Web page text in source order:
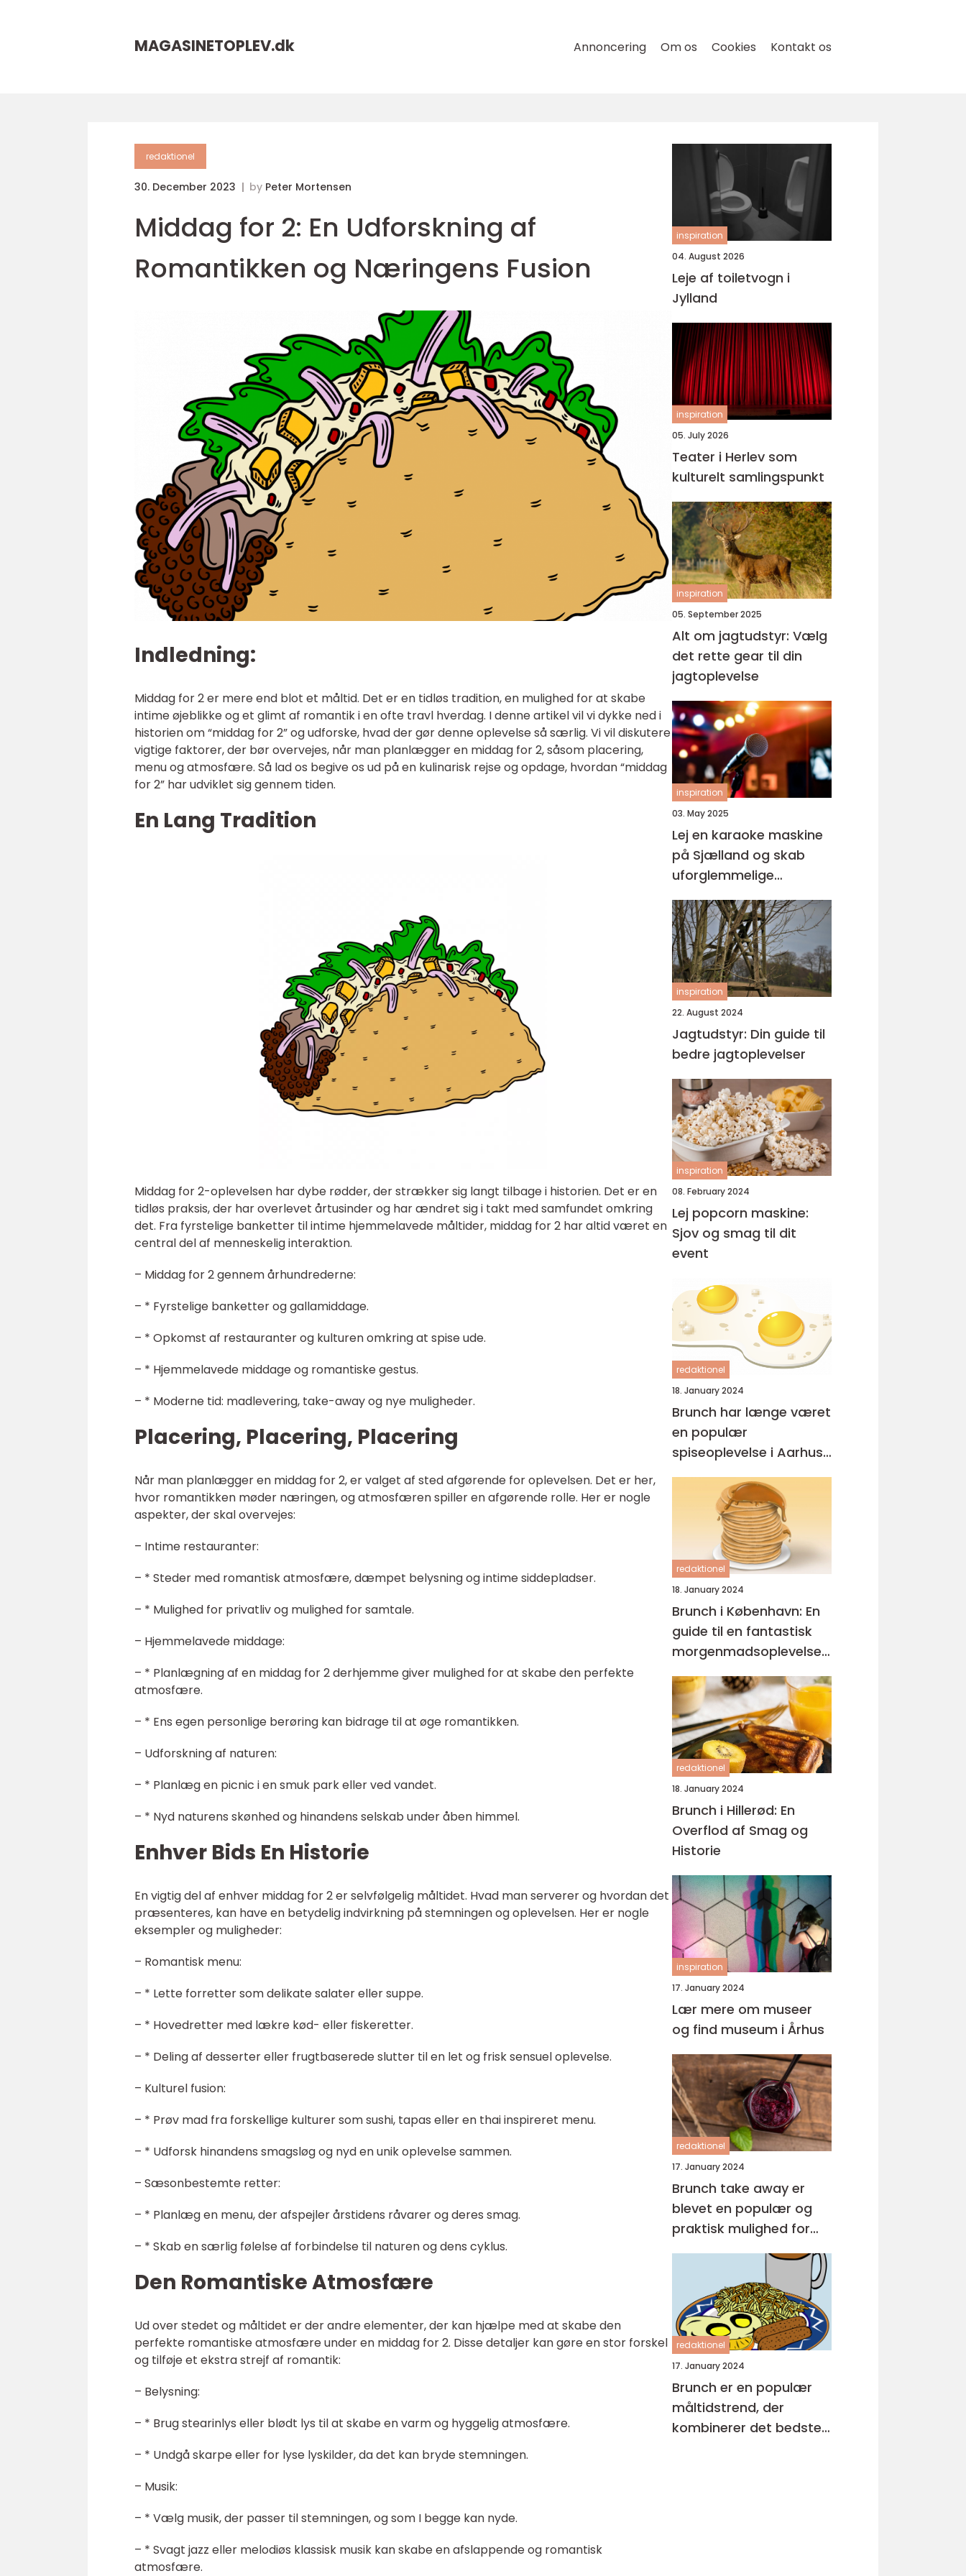
MAGASINETOPLEV.dk Annoncering Om os Cookies Kontakt os
redaktionel
30. December 2023 by Peter Mortensen
Middag for 2: En Udforskning af
Romantikken og Næringens Fusion
Indledning:
Middag for 2 er mere end blot et måltid. Det er en tidløs tradition, en mulighed for at skabe
intime øjeblikke og et glimt af romantik i en ofte travl hverdag. I denne artikel vil vi dykke ned i
historien om “middag for 2” og udforske, hvad der gør denne oplevelse så særlig. Vi vil diskutere
vigtige faktorer, der bør overvejes, når man planlægger en middag for 2, såsom placering,
menu og atmosfære. Så lad os begive os ud på en kulinarisk rejse og opdage, hvordan “middag
for 2” har udviklet sig gennem tiden.
En Lang Tradition
Middag for 2-oplevelsen har dybe rødder, der strækker sig langt tilbage i historien. Det er en
tidløs praksis, der har overlevet årtusinder og har ændret sig i takt med samfundet omkring
det. Fra fyrstelige banketter til intime hjemmelavede måltider, middag for 2 har altid været en
central del af menneskelig interaktion.
– Middag for 2 gennem århundrederne:
– * Fyrstelige banketter og gallamiddage.
– * Opkomst af restauranter og kulturen omkring at spise ude.
– * Hjemmelavede middage og romantiske gestus.
– * Moderne tid: madlevering, take-away og nye muligheder.
Placering, Placering, Placering
Når man planlægger en middag for 2, er valget af sted afgørende for oplevelsen. Det er her,
hvor romantikken møder næringen, og atmosfæren spiller en afgørende rolle. Her er nogle
aspekter, der skal overvejes:
– Intime restauranter:
– * Steder med romantisk atmosfære, dæmpet belysning og intime siddepladser.
– * Mulighed for privatliv og mulighed for samtale.
– Hjemmelavede middage:
– * Planlægning af en middag for 2 derhjemme giver mulighed for at skabe den perfekte
atmosfære.
– * Ens egen personlige berøring kan bidrage til at øge romantikken.
– Udforskning af naturen:
– * Planlæg en picnic i en smuk park eller ved vandet.
– * Nyd naturens skønhed og hinandens selskab under åben himmel.
Enhver Bids En Historie
En vigtig del af enhver middag for 2 er selvfølgelig måltidet. Hvad man serverer og hvordan det
præsenteres, kan have en betydelig indvirkning på stemningen og oplevelsen. Her er nogle
eksempler og muligheder:
– Romantisk menu:
– * Lette forretter som delikate salater eller suppe.
– * Hovedretter med lækre kød- eller fiskeretter.
– * Deling af desserter eller frugtbaserede slutter til en let og frisk sensuel oplevelse.
– Kulturel fusion:
– * Prøv mad fra forskellige kulturer som sushi, tapas eller en thai inspireret menu.
– * Udforsk hinandens smagsløg og nyd en unik oplevelse sammen.
– Sæsonbestemte retter:
– * Planlæg en menu, der afspejler årstidens råvarer og deres smag.
– * Skab en særlig følelse af forbindelse til naturen og dens cyklus.
Den Romantiske Atmosfære
Ud over stedet og måltidet er der andre elementer, der kan hjælpe med at skabe den
perfekte romantiske atmosfære under en middag for 2. Disse detaljer kan gøre en stor forskel
og tilføje et ekstra strejf af romantik:
– Belysning:
– * Brug stearinlys eller blødt lys til at skabe en varm og hyggelig atmosfære.
– * Undgå skarpe eller for lyse lyskilder, da det kan bryde stemningen.
– Musik:
– * Vælg musik, der passer til stemningen, og som I begge kan nyde.
– * Svagt jazz eller melodiøs klassisk musik kan skabe en afslappende og romantisk
atmosfære.
inspiration
04. August 2026
Leje af toiletvogn i
Jylland
inspiration
05. July 2026
Teater i Herlev som
kulturelt samlingspunkt
inspiration
05. September 2025
Alt om jagtudstyr: Vælg
det rette gear til din
jagtoplevelse
inspiration
03. May 2025
Lej en karaoke maskine
på Sjælland og skab
uforglemmelige
øjeblikke
inspiration
22. August 2024
Jagtudstyr: Din guide til
bedre jagtoplevelser
inspiration
08. February 2024
Lej popcorn maskine:
Sjov og smag til dit
event
redaktionel
18. January 2024
Brunch har længe været
en populær
spiseoplevelse i Aarhus,
og byen har
efterhånden fået en
række steder, der er
kendt for deres udsøgte
redaktionel
18. January 2024
Brunch i København: En
guide til en fantastisk
morgenmadsoplevelse i
hjertet af Danmark
redaktionel
18. January 2024
Brunch i Hillerød: En
Overflod af Smag og
Historie
inspiration
17. January 2024
Lær mere om museer
og find museum i Århus
redaktionel
17. January 2024
Brunch take away er
blevet en populær og
praktisk mulighed for
eventyrrejsende og
ønsker at nyde en
velsmagende og
nærende måltid, som
kan tages med på
farten
redaktionel
17. January 2024
Brunch er en populær
måltidstrend, der
kombinerer det bedste